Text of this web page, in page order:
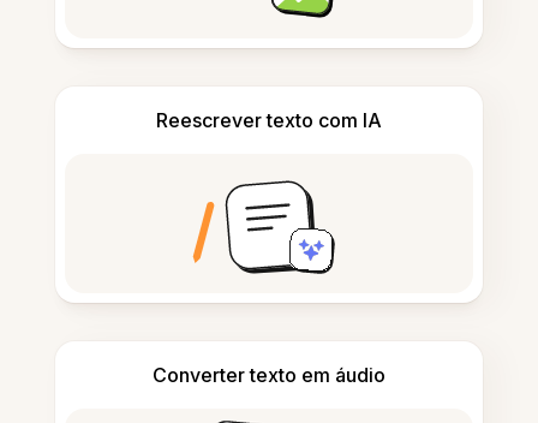
Reescrever texto com IA
Converter texto em áudio